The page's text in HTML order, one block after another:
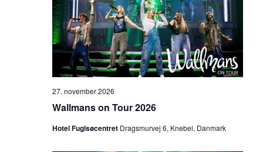
27. november 2026
Wallmans on Tour 2026
Hotel Fuglsøcentret Dragsmurvej 6, Knebel, Danmark